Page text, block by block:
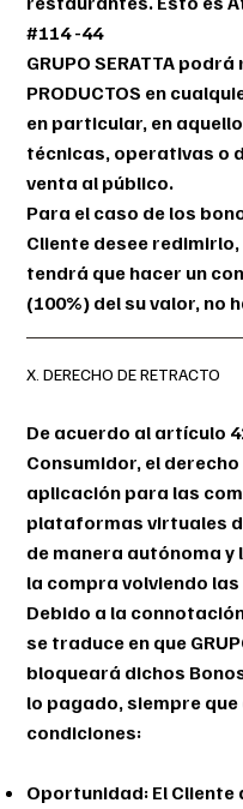
#114 -44
GRUPO SERATTA
PRODUCTOS en
en particular, en
técnicas, operativas o
venta al público.
Para el caso de los
Cliente desee
tendrá que hacer un
(100%) del su valor, no
X. DERECHO DE RETRACTO
De acuerdo al artículo
Consumidor, el
aplicación para las
plataformas virtuales
de manera autónoma
la compra volviendo
Debido a la
se traduce en que
bloqueará dichos
lo pagado, siempre
condiciones:
Oportunidad: El Cliente